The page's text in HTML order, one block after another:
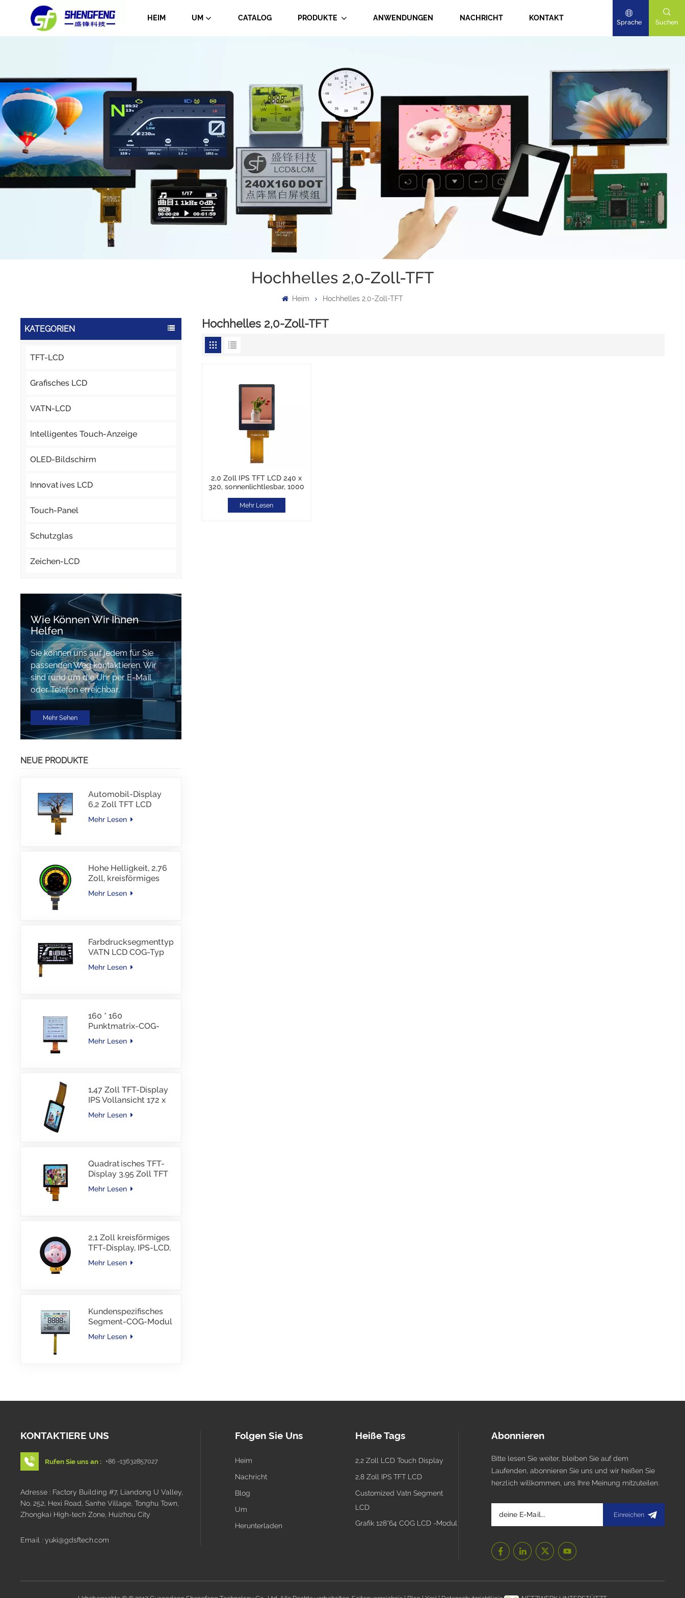
HEIM UM CATALOG PRODUKTE ANWENDUNGEN NACHRICHT KONTAKT Suchen
Sprache
English
Deutsch
日本語
Hochhelles 2,0-Zoll-TFT
Heim Hochhelles 2,0-Zoll-TFT
KATEGORIEN
TFT-LCD
Grafisches LCD
VATN-LCD
Intelligentes Touch-Anzeige
OLED-Bildschirm
Innovatives LCD
Touch-Panel
Schutzglas
Zeichen-LCD
Wie Können Wir Ihnen
Helfen
Sie können uns auf jedem für Sie
passenden Weg kontaktieren. Wir
sind rund um die Uhr per E-Mail
oder Telefon erreichbar.
Mehr Sehen
NEUE PRODUKTE
Automobil-Display
6,2 Zoll TFT LCD
1024*600 IPS TFT-
Schnittstellentreiber-
Mehr Lesen
Hohe Helligkeit, 2,76
Zoll, kreisförmiges
TFT-Display, 480 x
480 Auflösung, 1000
Mehr Lesen
Farbdrucksegmenttyp
VATN LCD COG-Typ
LCD mit IIC-
Schnittstelle für E-
Mehr Lesen
160 * 160
Punktmatrix-COG-
LCD-Modul FSTN LCD
China Lieferant
Mehr Lesen
1,47 Zoll TFT-Display
IPS Vollansicht 172 x
320 Auflösung
Bildschirm
Mehr Lesen
Quadratisches TFT-
Display 3,95 Zoll TFT
LCD 480*480 40PINS
RGB-Schnittstelle
Mehr Lesen
2,1 Zoll kreisförmiges
TFT-Display, IPS-LCD,
RGB-Schnittstelle
Mehr Lesen
Kundenspezifisches
Segment-COG-Modul
TN-LCD mit
Farbdruck
Mehr Lesen
Hochhelles 2,0-Zoll-TFT
2,0 Zoll IPS TFT LCD 240 x
320, sonnenlichtlesbar, 1000
Mehr Lesen
KONTAKTIERE UNS
Rufen Sie uns an : +86 -13632857027
Adresse : Factory Building #7, Liandong U Valley,
No. 252, Hexi Road, Sanhe Village, Tonghu Town,
Zhongkai High-tech Zone, Huizhou City
Email : yuki@gdsftech.com
Folgen Sie Uns
Heim
Nachricht
Blog
Um
Herunterladen
Heiße Tags
2,2 Zoll LCD Touch Display
2,8 Zoll IPS TFT LCD
Customized Vatn Segment
LCD
Grafik 128*64 COG LCD -Modul
Abonnieren
Bitte lesen Sie weiter, bleiben Sie auf dem
Laufenden, abonnieren Sie uns und wir heißen Sie
herzlich willkommen, uns Ihre Meinung mitzuteilen.
Einreichen